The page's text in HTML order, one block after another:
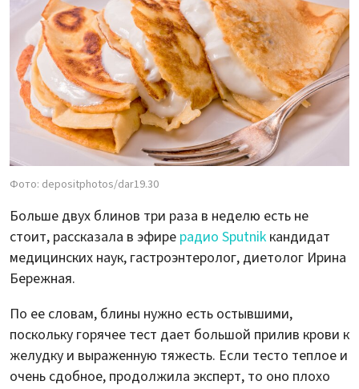
Фото: depositphotos/dar19.30
Больше двух блинов три раза в неделю есть не
стоит, рассказала в эфире радио Sputnik кандидат
медицинских наук, гастроэнтеролог, диетолог Ирина
Бережная.
По ее словам, блины нужно есть остывшими,
поскольку горячее тест дает большой прилив крови к
желудку и выраженную тяжесть. Если тесто теплое и
очень сдобное, продолжила эксперт, то оно плохо